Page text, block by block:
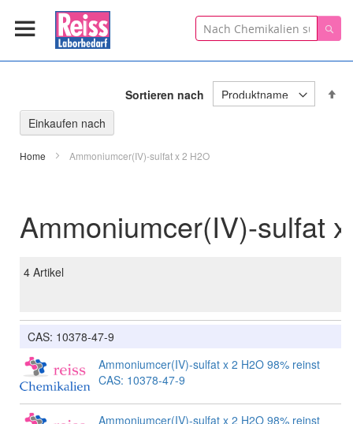
Suche
Home Ammoniumcer(IV)-sulfat x 2 H2O
Ammoniumcer(IV)-sulfat
4 Artikel
Sortieren nach
CAS: 10378-47-9
Ammoniumcer(IV)-sulfat x 2 H2O 98% reinst
CAS: 10378-47-9
Ammoniumcer(IV)-sulfat x 2 H2O 98% reinst
Einkaufen nach